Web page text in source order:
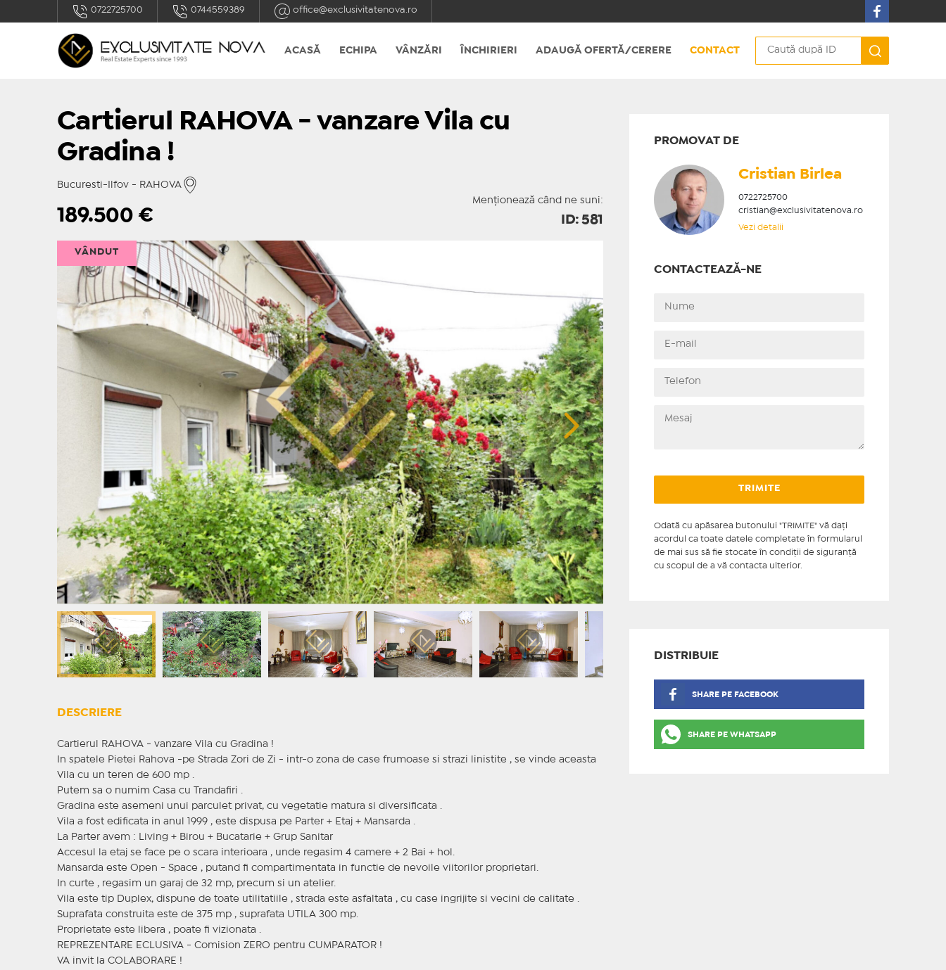
0722725700 0744559389 office@exclusivitatenova.ro
ACASĂ ECHIPA VÂNZĂRI ÎNCHIRIERI ADAUGĂ OFERTĂ/CERERE CONTACT
Cartierul RAHOVA - vanzare Vila cu
Gradina !
Bucuresti-Ilfov - RAHOVA
Menționează când ne suni:
189.500 € ID: 581
VÂNDUT
DESCRIERE
Cartierul RAHOVA - vanzare Vila cu Gradina !
In spatele Pietei Rahova -pe Strada Zori de Zi - intr-o zona de case frumoase si strazi linistite , se vinde aceasta
Vila cu un teren de 600 mp .
Putem sa o numim Casa cu Trandafiri .
Gradina este asemeni unui parculet privat, cu vegetatie matura si diversificata .
Vila a fost edificata in anul 1999 , este dispusa pe Parter + Etaj + Mansarda .
La Parter avem : Living + Birou + Bucatarie + Grup Sanitar
Accesul la etaj se face pe o scara interioara , unde regasim 4 camere + 2 Bai + hol.
Mansarda este Open - Space , putand fi compartimentata in functie de nevoile viitorilor proprietari.
In curte , regasim un garaj de 32 mp, precum si un atelier.
Vila este tip Duplex, dispune de toate utilitatiile , strada este asfaltata , cu case ingrijite si vecini de calitate .
Suprafata construita este de 375 mp , suprafata UTILA 300 mp.
Proprietate este libera , poate fi vizionata .
REPREZENTARE ECLUSIVA - Comision ZERO pentru CUMPARATOR !
VA invit la COLABORARE !
PROMOVAT DE
Cristian ​Birlea
0722725700
cristian@exclusivitatenova.ro
Vezi detalii
CONTACTEAZĂ-NE
Odată cu apăsarea butonului "TRIMITE" vă daţi
acordul ca toate datele completate în formularul
de mai sus să fie stocate în condiţii de siguranţă
cu scopul de a vă contacta ulterior.
DISTRIBUIE
SHARE PE FACEBOOK
SHARE PE WHATSAPP